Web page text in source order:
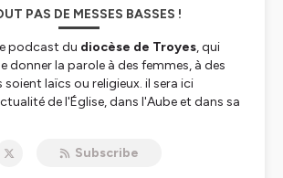
PAS DE MESSES BASSES !
podcast du diocèse de Troyes, qui
donner la parole à des femmes, à des
laïcs ou religieux. il sera ici
de l'Église, dans l'Aube et dans sa
du diocèse de Troyes :
Subscribe